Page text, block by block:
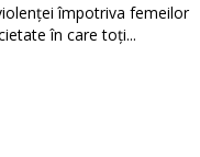
împotriva femeilor
în care toți...